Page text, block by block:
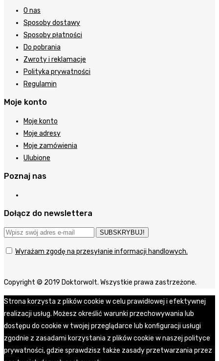
O nas
Sposoby dostawy
Sposoby płatności
Do pobrania
Zwroty i reklamacje
Polityka prywatności
Regulamin
Moje konto
Moje konto
Moje adresy
Moje zamówienia
Ulubione
Poznaj nas
Dołącz do newslettera
SUBSKRYBUJ!
Wyrażam zgodę na przesyłanie informacji handlowych.
Copyright © 2019 Doktorwolt. Wszystkie prawa zastrzeżone.
Strona korzysta z plików cookie w celu prawidłowej i efektywnej
realizacji usług. Możesz określić warunki przechowywania lub
dostępu do cookie w twojej przeglądarce lub konfiguracji usługi
zgodnie z zasadami korzystania z plików cookie w naszej polityce
prywatności, gdzie sprawdzisz także zasady przetwarzania przez